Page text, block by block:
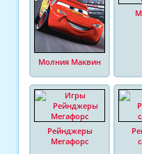
Молния Маквин
Рейнджеры
Мегафорс